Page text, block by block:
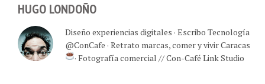
HUGO LONDOÑO
Diseño experiencias digitales · Escribo Tecnología
@ConCafe · Retrato marcas, comer y vivir Caracas
· Fotografía comercial // Con-Café Link Studio